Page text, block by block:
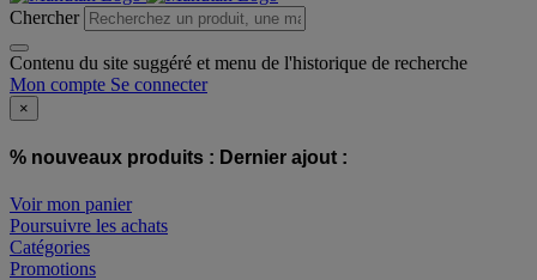
Chercher
Contenu du site suggéré et menu de l'historique de recherche
Mon compte Se connecter
×
% nouveaux produits : Dernier ajout :
Voir mon panier
Poursuivre les achats
Catégories
Promotions